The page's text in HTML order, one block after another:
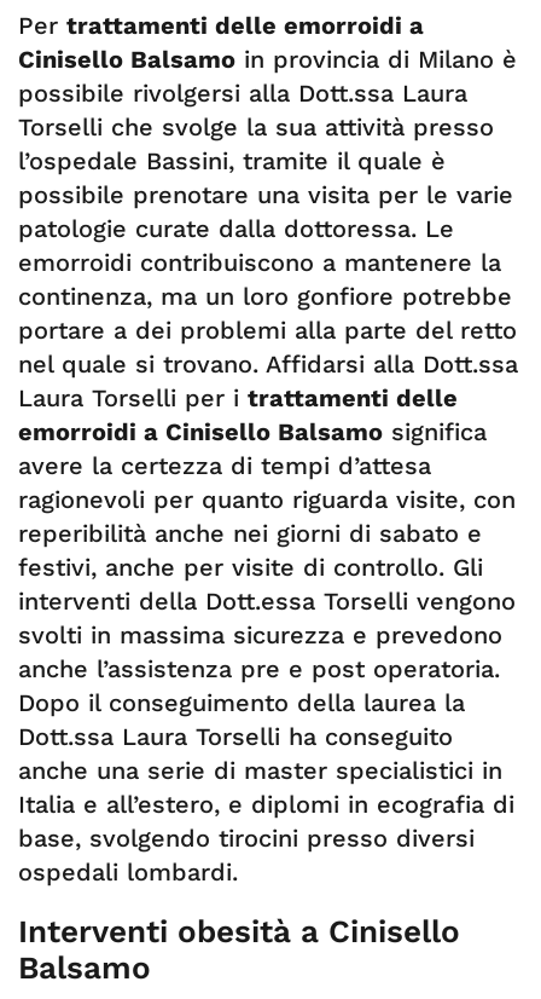
Per trattamenti delle emorroidi a
Cinisello Balsamo in provincia di Milano è
possibile rivolgersi alla Dott.ssa Laura
Torselli che svolge la sua attività presso
l’ospedale Bassini, tramite il quale è
possibile prenotare una visita per le varie
patologie curate dalla dottoressa. Le
emorroidi contribuiscono a mantenere la
continenza, ma un loro gonfiore potrebbe
portare a dei problemi alla parte del retto
nel quale si trovano. Affidarsi alla Dott.ssa
Laura Torselli per i trattamenti delle
emorroidi a Cinisello Balsamo significa
avere la certezza di tempi d’attesa
ragionevoli per quanto riguarda visite, con
reperibilità anche nei giorni di sabato e
festivi, anche per visite di controllo. Gli
interventi della Dott.essa Torselli vengono
svolti in massima sicurezza e prevedono
anche l’assistenza pre e post operatoria.
Dopo il conseguimento della laurea la
Dott.ssa Laura Torselli ha conseguito
anche una serie di master specialistici in
Italia e all’estero, e diplomi in ecografia di
base, svolgendo tirocini presso diversi
ospedali lombardi.
Interventi obesità a Cinisello
Balsamo